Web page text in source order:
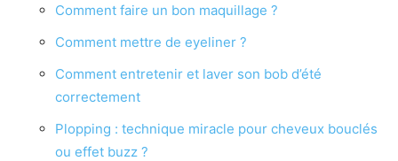
Comment faire un bon maquillage ?
Comment mettre de eyeliner ?
Comment entretenir et laver son bob d’été
correctement
Plopping : technique miracle pour cheveux bouclés
ou effet buzz ?